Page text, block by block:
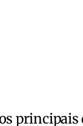
principais